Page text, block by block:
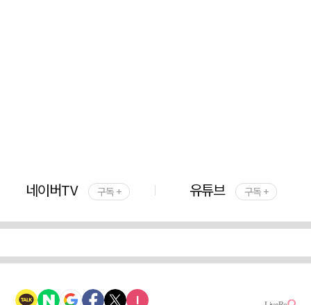
네이버TV 구독 + 유튜브 구독 +